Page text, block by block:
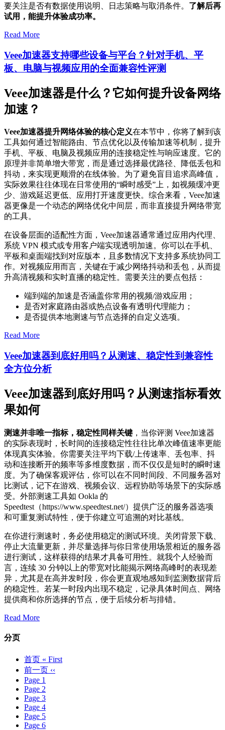
要关注是否有数据使用说明、日志策略与取消条件。 了解后再
试用，能提升体验成功率。
Read More
Veee加速器支持哪些设备与平台？针对手机、平
板、电脑与视频应用的全面兼容性评测
Veee加速器是什么？它如何提升设备网络
加速？
Veee加速器提升网络体验的核心定义在本节中，你将了解到该
工具如何通过智能路由、节点优化以及传输加速等机制，提升
手机、平板、电脑及视频应用的连接稳定性与响应速度。它的
原理并非简单增大带宽，而是通过选择最优路径、降低丢包和
抖动，来实现更顺滑的在线体验。为了避免盲目追求高峰值，
实际效果往往体现在日常使用的“瞬时感受”上，如视频缓冲更
少、游戏延迟更低、应用打开速度更快。综合来看，Veee加速
器更像是一个动态的网络优化中间层，而非直接提升网络带宽
的工具。
在设备层面的适配性方面，Veee加速器通常通过应用内代理、
系统 VPN 模式或专用客户端实现透明加速。你可以在手机、
平板和桌面端找到对应版本，且多数情况下支持多系统协同工
作。对视频应用而言，关键在于减少网络抖动和丢包，从而提
升高清视频和实时直播的稳定性。需要关注的要点包括：
端到端的加速是否涵盖你常用的视频/游戏应用；
是否对家庭路由器或热点设备有透明代理能力；
是否提供本地测速与节点选择的自定义选项。
Read More
Veee加速器到底好用吗？从测速、稳定性到兼容性
全方位分析
Veee加速器到底好用吗？从测速指标看效
果如何
测速并非唯一指标，稳定性同样关键 ，当你评测 Veee加速器
的实际表现时，长时间的连接稳定性往往比单次峰值速率更能
体现真实体验。你需要关注平均下载/上传速率、丢包率、抖
动和连接断开的频率等多维度数据，而不仅仅是短时的瞬时速
度。为了确保客观评估，你可以在不同时间段、不同服务器对
比测试，记下在游戏、视频会议、远程协助等场景下的实际感
受。外部测速工具如 Ookla 的
Speedtest（https://www.speedtest.net/）提供广泛的服务器选项
和可重复测试特性，便于你建立可追溯的对比基线。
在你进行测速时，务必使用稳定的测试环境。关闭背景下载、
停止大流量更新，并尽量选择与你日常使用场景相近的服务器
进行测试，这样获得的结果才具备可用性。就我个人经验而
言，连续 30 分钟以上的带宽对比能揭示网络高峰时的表现差
异，尤其是在高并发时段，你会更直观地感知到监测数据背后
的稳定性。若某一时段内出现不稳定，记录具体时间点、网络
提供商和你所选择的节点，便于后续分析与排错。
Read More
分页
首页 « First
前一页 ‹‹
Page 1
Page 2
Page 3
Page 4
Page 5
Page 6